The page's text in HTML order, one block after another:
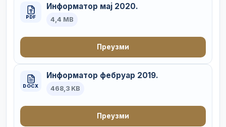
PDF
Информатор мај 2020.
4,4 MB
Преузми
DOCX
Информатор фебруар 2019.
468,3 KB
Преузми